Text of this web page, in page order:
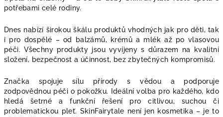
potřebami celé rodiny.
Dnes nabízí širokou škálu produktů vhodných jak pro děti, tak
i pro dospělé – od balzámů, krémů a mlék až po vlasovou
péči. Všechny produkty jsou vyvíjeny s důrazem na kvalitní
složení, bezpečnost a účinnost, bez zbytečných kompromisů.
Značka spojuje sílu přírody s vědou a podporuje
zodpovědnou péči o pokožku. Ideální volba pro každého, kdo
hledá šetrné a funkční řešení pro citlivou, suchou či
problematickou pleť. SkinFairytale není jen kosmetika – je to